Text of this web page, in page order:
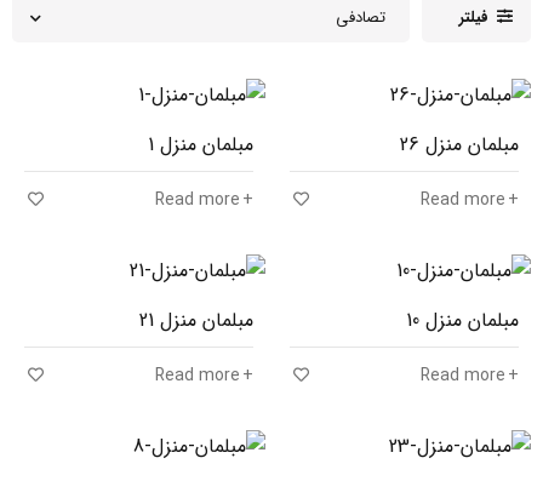
فیلتر تصادفی
مبلمان منزل 26
Read more
مبلمان منزل 1
Read more
مبلمان منزل 10
Read more
مبلمان منزل 21
Read more